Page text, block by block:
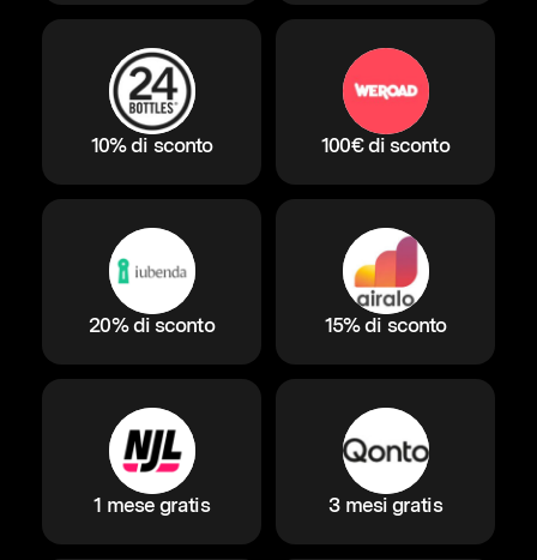
10% di sconto 100€ di sconto
20% di sconto 15% di sconto
1 mese gratis 3 mesi gratis